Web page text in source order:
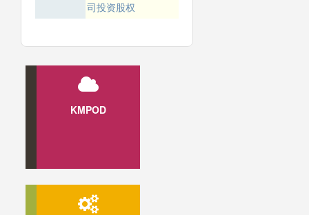
司投资股权
i-PM
KMPOD